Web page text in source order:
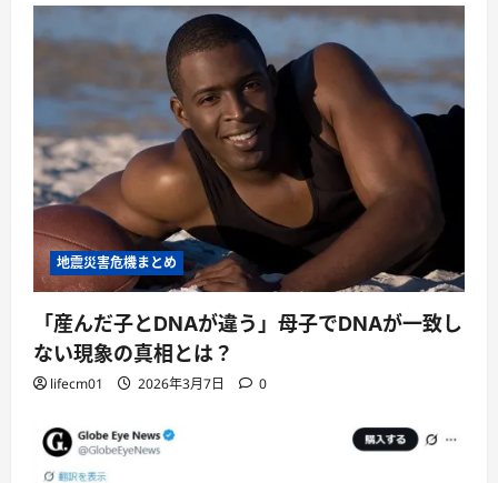
地震災害危機まとめ
「産んだ子とDNAが違う」母子でDNAが一致し
ない現象の真相とは？
lifecm01 2026年3月7日 0